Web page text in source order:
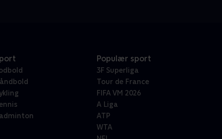
Populær sport
3F Superliga
Tour de France
FIFA VM 2026
A Liga
ATP
WTA